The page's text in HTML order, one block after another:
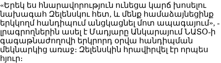
«Երեկ ես հնարավորություն ունեցա կարճ խոսելու
նախագահ Զելենսկու հետ, և մենք համաձայնեցինք
երկկողմ հանդիպում անցկացնել մոտ ապագայում», -
լրագրողներին ասել է Մադյարը Անկարայում ՆԱՏՕ-ի
գագաթնաժողովի երկրորդ օրվա հանդիպման
մեկնարկից առաջ։ Զելենսկին հրավիրվել էր որպես
հյուր։